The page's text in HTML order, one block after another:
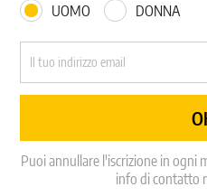
UOMO DONNA
Puoi annullare l'iscrizione in ogni
info di contatto